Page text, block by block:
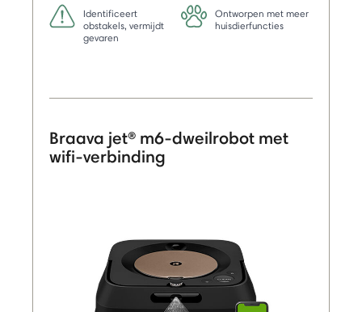
Identificeert
obstakels, vermijdt
gevaren
Ontworpen met meer
huisdierfuncties
Braava jet® m6-dweilrobot met
wifi-verbinding